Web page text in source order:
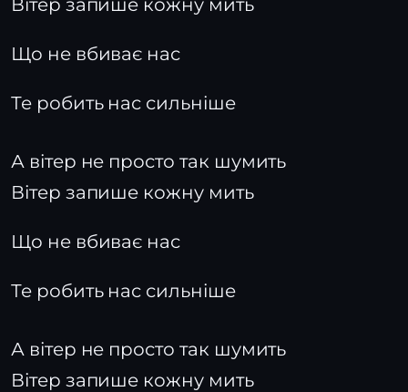
Вітер запише кожну мить
Що не вбиває нас
Те робить нас сильніше
А вітер не просто так шумить
Вітер запише кожну мить
Що не вбиває нас
Те робить нас сильніше
А вітер не просто так шумить
Вітер запише кожну мить